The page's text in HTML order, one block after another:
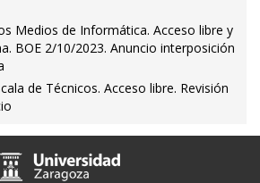
Medios de Informática. Acceso libre y
BOE 2/10/2023. Anuncio interposición
de Técnicos. Acceso libre. Revisión